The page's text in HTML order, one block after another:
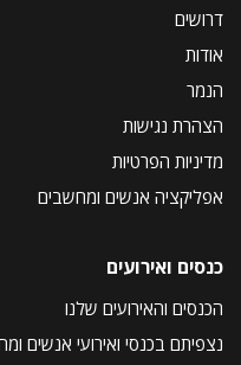
דרושים
אודות
הנמר
הצהרת נגישות
מדיניות הפרטיות
אפליקציה אנשים ומחשבים
כנסים ואירועים
הכנסים והאירועים שלנו
נצפיתם בכנסי ואירועי אנשים